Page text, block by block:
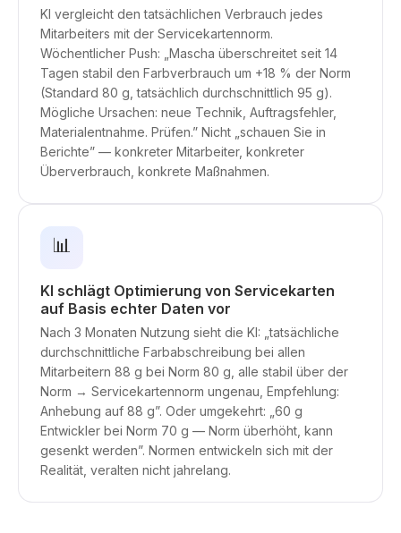
KI vergleicht den tatsächlichen Verbrauch jedes
Mitarbeiters mit der Servicekartennorm.
Wöchentlicher Push: „Mascha überschreitet seit 14
Tagen stabil den Farbverbrauch um +18 % der Norm
(Standard 80 g, tatsächlich durchschnittlich 95 g).
Mögliche Ursachen: neue Technik, Auftragsfehler,
Materialentnahme. Prüfen.” Nicht „schauen Sie in
Berichte” — konkreter Mitarbeiter, konkreter
Überverbrauch, konkrete Maßnahmen.
📊
KI schlägt Optimierung von Servicekarten
auf Basis echter Daten vor
Nach 3 Monaten Nutzung sieht die KI: „tatsächliche
durchschnittliche Farbabschreibung bei allen
Mitarbeitern 88 g bei Norm 80 g, alle stabil über der
Norm → Servicekartennorm ungenau, Empfehlung:
Anhebung auf 88 g”. Oder umgekehrt: „60 g
Entwickler bei Norm 70 g — Norm überhöht, kann
gesenkt werden”. Normen entwickeln sich mit der
Realität, veralten nicht jahrelang.